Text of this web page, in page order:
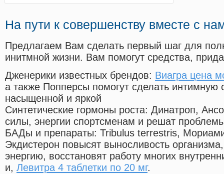
На пути к совершенству вместе с
Предлагаем Вам сделать первый шаг для
инитмной жизни. Вам помогут средства,
Дженерики известных брендов: Виагра цена
а также Попперсы помогут сделать
насыщенной и яркой
Синтетические гормоны роста: Динатроп,
силы, энергии спортсменам и решат
БАДы и препараты: Tribulus terrestris,
Экдистерон повысят выносливость
энергию, восстановят работу многих
и, Левитра 4 таблетки по 20 мг.